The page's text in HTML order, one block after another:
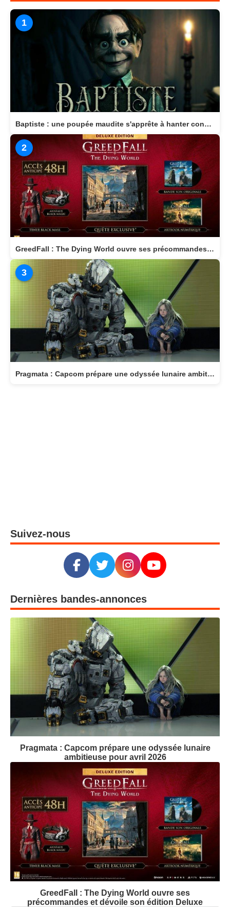
1
Baptiste : une poupée maudite s'apprête à hanter consoles et PC en 2026
2
GreedFall : The Dying World ouvre ses précommandes et dévoile son édition Deluxe
3
Pragmata : Capcom prépare une odyssée lunaire ambitieuse pour avril 2026
Suivez-nous
Dernières bandes-annonces
Pragmata : Capcom prépare une odyssée lunaire
ambitieuse pour avril 2026
GreedFall : The Dying World ouvre ses
précommandes et dévoile son édition Deluxe